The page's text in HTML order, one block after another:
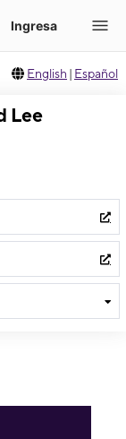
English | Español
Lee